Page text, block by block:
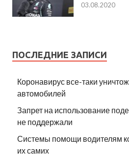
03.08.2020
ПОСЛЕДНИЕ ЗАПИСИ
Коронавирус все-таки
автомобилей
Запрет на использование
не поддержали
Системы помощи водителям
их самих